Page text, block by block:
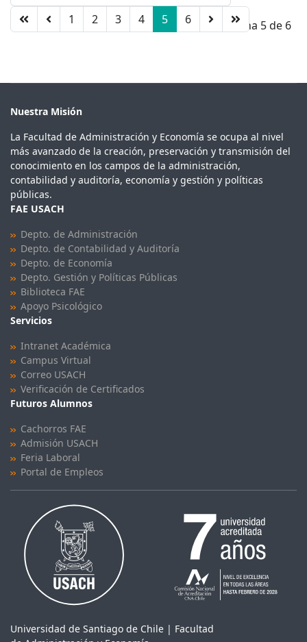
Página 5 de 6
1 2 3 4 5 6
Nuestra Misión
La Facultad de Administración y Economía se ocupa al nivel
más avanzado de la creación, preservación y transmisión del
conocimiento en los campos de la administración,
contabilidad y auditoría, economía y gestión y políticas
públicas.
FAE USACH
Depto. de Administración
Depto. de Contabilidad y Auditoría
Depto. de Economía
Depto. Gestión y Políticas Públicas
Biblioteca FAE
Apoyo Psicológico
Servicios
Intranet Académica
Campus Virtual
Correo USACH
Verificación de Certificados
Futuros Alumnos
Cachorros FAE
Admisión USACH
Feria Laboral
Portal de Empleos
Universidad de Santiago de Chile | Facultad